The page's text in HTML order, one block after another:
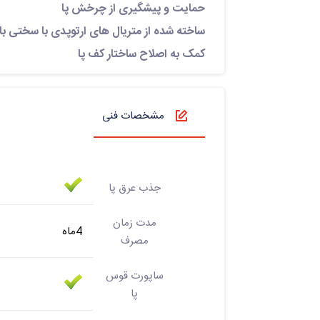
حمایت و پیشگیری از چرخش پا
ساخته شده از متریال های ارتوپدی با سختی
کمک به اصلاح ساختار کف پا
مشخصات فنی
جذب عرق پا
مدت زمان
مصرف
4ماه
ساپورت قوس
پا